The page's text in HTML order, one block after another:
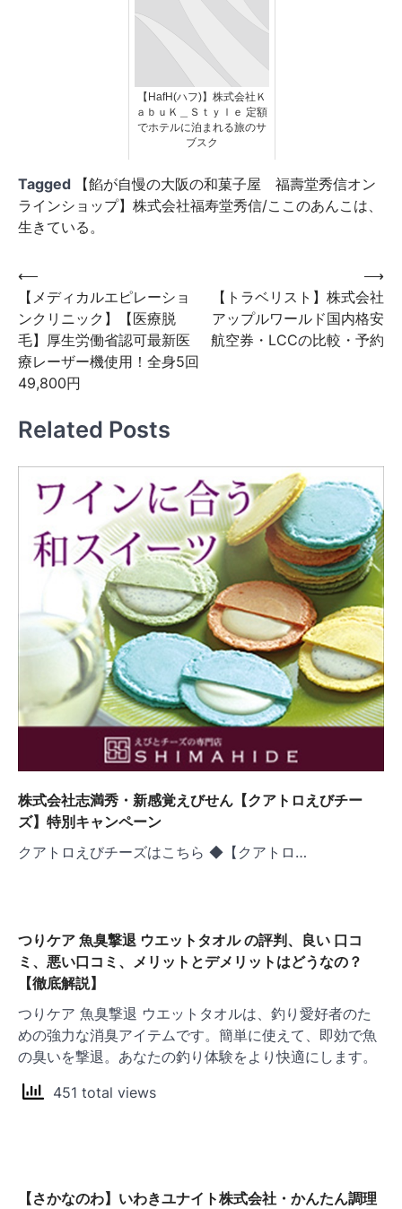
【HafH(ハフ)】株式会社Ｋ
ａｂｕＫ＿Ｓｔｙｌｅ 定額
でホテルに泊まれる旅のサ
ブスク
Tagged
【餡が自慢の大阪の和菓子屋 福壽堂秀信オン
ラインショップ】株式会社福寿堂秀信/ここのあんこは、
生きている。
投
稿
ナ
ビ
ゲ
ー
シ
ョ
⟵
【メディカルエピレーショ
ンクリニック】【医療脱
毛】厚生労働省認可最新医
療レーザー機使用！全身5回
49,800円
【トラベリスト】株式会社
アップルワールド国内格安
航空券・LCCの比較・予約
⟶
Related Posts
株式会社志満秀・新感覚えびせん【クアトロえびチー
ズ】特別キャンペーン
クアトロえびチーズはこちら ◆【クアトロ…
つりケア 魚臭撃退 ウエットタオル の評判、良い 口コ
ミ、悪い口コミ、メリットとデメリットはどうなの？
【徹底解説】
つりケア 魚臭撃退 ウエットタオルは、釣り愛好者のた
めの強力な消臭アイテムです。簡単に使えて、即効で魚
の臭いを撃退。あなたの釣り体験をより快適にします。
451 total views
【さかなのわ】いわきユナイト株式会社・かんたん調理